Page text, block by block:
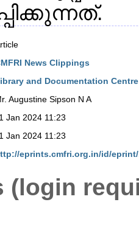
News Clippings
and Documentation Centre
Augustine Sipson N A
Jan 2024 11:23
Jan 2024 11:23
eprints.cmfri.org.in/id/eprint/
(login